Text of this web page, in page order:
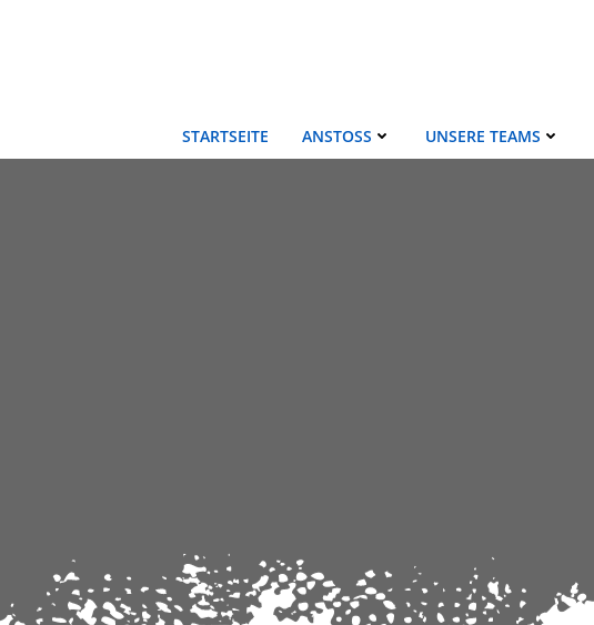
STARTSEITE ANSTOSS UNSERE TEAMS